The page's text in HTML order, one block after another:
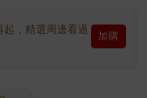
，精選周邊看過
加購